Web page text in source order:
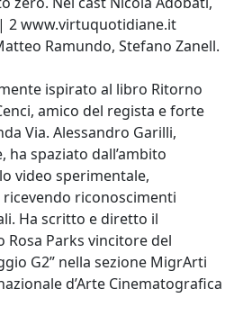
2 www.virtuquotidiane.it
Ramundo, Stefano Zanell.
ispirato al libro Ritorno
amico del regista e forte
Via. Alessandro Garilli,
ha spaziato dall’ambito
video sperimentale,
riconoscimenti
Ha scritto e diretto il
Parks vincitore del
G2” nella sezione MigrArti
d’Arte Cinematografica